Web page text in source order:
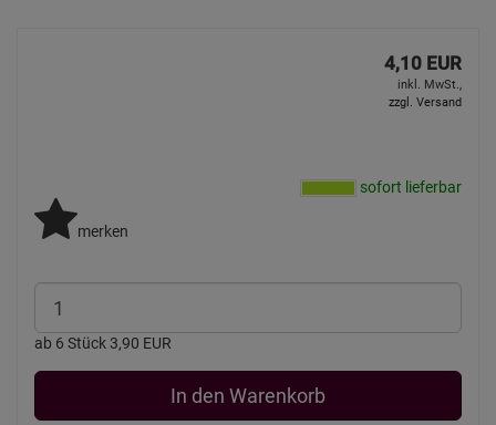
4,10 EUR
inkl. MwSt.,
zzgl. Versand
sofort lieferbar
merken
ab 6 Stück 3,90 EUR
In den Warenkorb